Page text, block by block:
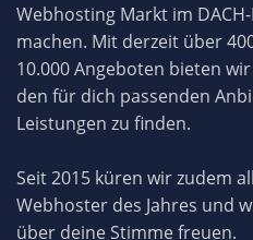
Webhosting Markt im
machen. Mit derzeit über
10.000 Angeboten bieten
den für dich passenden
Leistungen zu finden.
Seit 2015 küren wir zudem
Webhoster des Jahres und
über deine Stimme freuen.